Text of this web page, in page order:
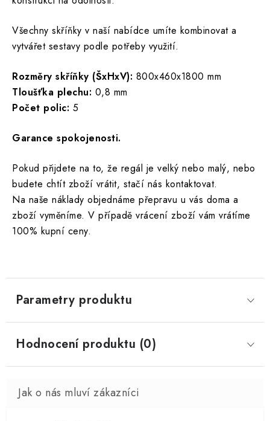
Všechny skříňky v naší nabídce umíte kombinovat a
vytvářet sestavy podle potřeby využití.
Rozměry skříňky (ŠxHxV): 800x460x1800 mm
Tloušťka plechu: 0,8 mm
Počet polic: 5
Garance spokojenosti.
Pokud přijdete na to, že regál je velký nebo malý, nebo
budete chtít zboží vrátit, stačí nás kontaktovat.
Na naše náklady objednáme přepravu u vás doma a
zboží vyměníme. V případě vrácení zboží vám vrátíme
100% kupní ceny.
Parametry produktu
Hodnocení produktu (0)